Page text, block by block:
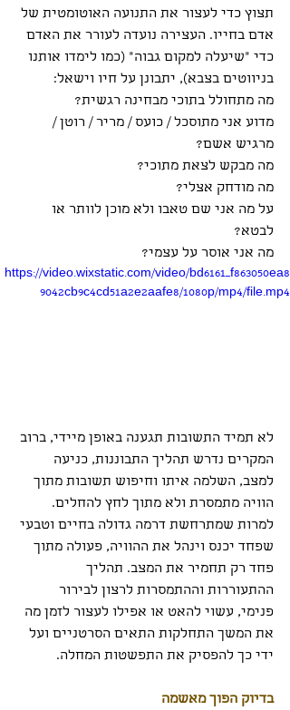
תצוץ כדי לעצור את התנועה האוטומטית של
אדם בחייו. העצירה נועדה לעורר את האדם
כדי "שיעלה למקום גבוה" (כמו לימדו אותנו
בניווטים בצבא), יתבונן על חיו וישאל:
מה מתחולל בתוכי מבחינה רגשית?
מדוע אני מתוסכל / כועס / מריר / רוטן /
מרגיש אשם?
מה מבקש לצאת מתוכי?
מה מודחק אצלי?
על מה אני שם טאבו ולא מוכן לוותר או
לבטא?
מה אני אוסר על עצמי?
https://video.wixstatic.com/video/bd6161_f863050ea8
9042cb9c4cd51a2e2aafe8/1080p/mp4/file.mp4
לא תמיד התשובות תגענה באופן מיידי, ברוב
המקרים נדרש תהליך התבוננות, כניעה
למצב, השלמה איתו וחיפוש תשובות מתוך
הוויה מתמסרת ולא מתוך לחץ להחלים.
למרות שמתרחשת דרמה גדולה בחיים וטבעי
שפחד יכנס וינהל את ההוויה, פעולה מתוך
פחד רק תחמיר את המצב. תהליך
ההתעוררות וההתמסרות לרצון לבירור
פנימי, עשוי להאט או אפילו לעצור לזמן מה
את המשך התחלקות התאים הסרטניים ועל
ידי כך להפסיק את התפשטות המחלה.
בדיוק הפוך מאשמה